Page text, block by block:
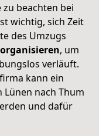
zu beachten bei
wichtig, sich Zeit
des Umzugs
organisieren, um
verläuft.
kann ein
nach Thum
und dafür